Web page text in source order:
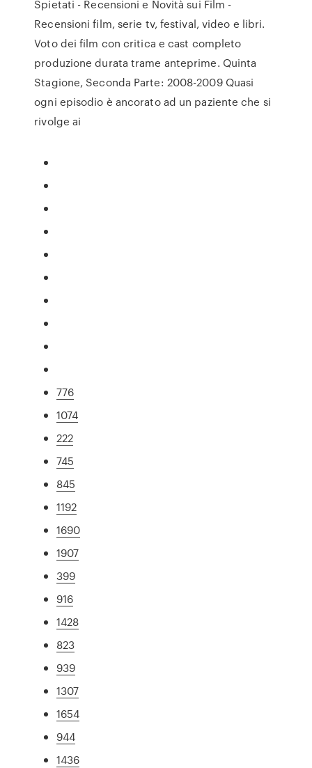
Spietati - Recensioni e Novità sui Film -
Recensioni film, serie tv, festival, video e libri.
Voto dei film con critica e cast completo
produzione durata trame anteprime. Quinta
Stagione, Seconda Parte: 2008-2009 Quasi
ogni episodio è ancorato ad un paziente che si
rivolge ai
776
1074
222
745
845
1192
1690
1907
399
916
1428
823
939
1307
1654
944
1436